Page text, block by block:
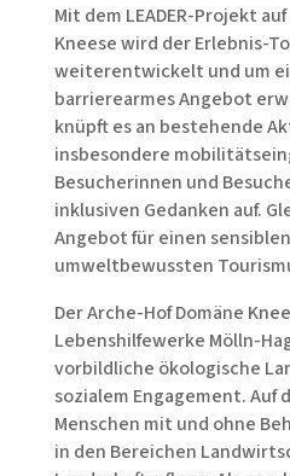
Mit dem LEADER-Projekt
Kneese wird der Erlebnis-
weiterentwickelt und um
barrierearmes Angebot
knüpft es an bestehende
insbesondere
Besucherinnen und
inklusiven Gedanken auf.
Angebot für einen
umweltbewussten
Der Arche-Hof Domäne
Lebenshilfewerke Mölln-
vorbildliche ökologische
sozialem Engagement. Auf
Menschen mit und ohne
in den Bereichen